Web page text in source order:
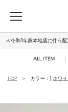
≪令和8年熊本地震に伴う
ALL ITEM
TOP カラー：[ ホワイ